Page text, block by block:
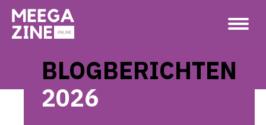
BLOGBERICHTEN
2026